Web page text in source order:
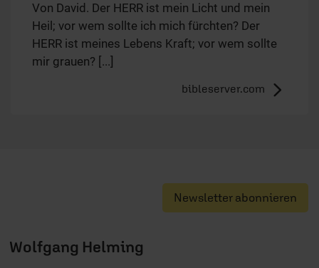
Von David. Der HERR ist mein Licht und mein
Heil; vor wem sollte ich mich fürchten? Der
HERR ist meines Lebens Kraft; vor wem sollte
mir grauen? [...]
bibleserver.com
Newsletter abonnieren
Wolfgang Helming